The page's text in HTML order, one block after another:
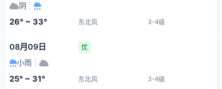
阴
26° ~ 33° 东北风 3-4级
08月09日 优
小雨
25° ~ 31° 东北风 3-4级